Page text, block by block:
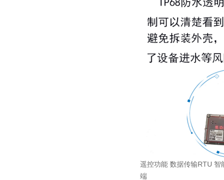
遥控功能 数据传输RTU 智能遥测终
端